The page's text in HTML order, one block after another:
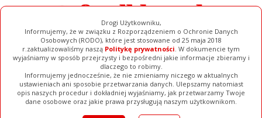
Drogi Użytkowniku,
Informujemy, że w związku z Rozporządzeniem o Ochronie Danych
Osobowych (RODO), które jest stosowane od 25 maja 2018
r.zaktualizowaliśmy naszą Politykę prywatności. W dokumencie tym
wyjaśniamy w sposób przejrzysty i bezpośredni jakie informacje zbieramy i
dlaczego to robimy.
Informujemy jednocześnie, że nie zmieniamy niczego w aktualnych
ustawieniach ani sposobie przetwarzania danych. Ulepszamy natomiast
opis naszych procedur i dokładniej wyjaśniamy, jak przetwarzamy Twoje
dane osobowe oraz jakie prawa przysługują naszym użytkownikom.
Ogłoszenia Filmy Galerie Baza Firm Pełna Wersja